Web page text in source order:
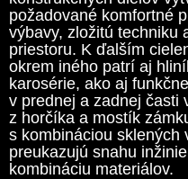
požadované komfortné
výbavy, zložitú techniku
priestoru. K ďalším
okrem iného patrí aj
karosérie, ako aj
v prednej a zadnej časti
z horčíka a mostík
s kombináciou sklených
preukazujú snahu
kombináciu materiálov.